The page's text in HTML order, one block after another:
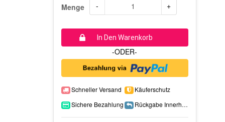
Menge - +
In Den Warenkorb
-ODER-
Schneller Versand
Käuferschutz
Sichere Bezahlung
Rückgabe Innerhalb 15 Tage